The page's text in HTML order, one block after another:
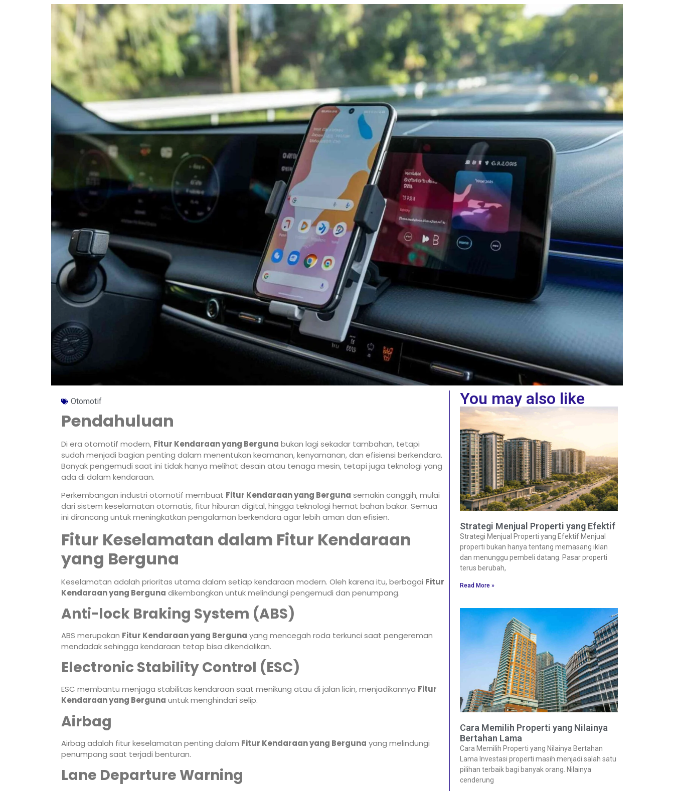
Otomotif
Pendahuluan
Di era otomotif modern, Fitur Kendaraan yang Berguna bukan lagi sekadar tambahan, tetapi
sudah menjadi bagian penting dalam menentukan keamanan, kenyamanan, dan efisiensi berkendara.
Banyak pengemudi saat ini tidak hanya melihat desain atau tenaga mesin, tetapi juga teknologi yang
ada di dalam kendaraan.
Perkembangan industri otomotif membuat Fitur Kendaraan yang Berguna semakin canggih, mulai
dari sistem keselamatan otomatis, fitur hiburan digital, hingga teknologi hemat bahan bakar. Semua
ini dirancang untuk meningkatkan pengalaman berkendara agar lebih aman dan efisien.
Fitur Keselamatan dalam Fitur Kendaraan
yang Berguna
Keselamatan adalah prioritas utama dalam setiap kendaraan modern. Oleh karena itu, berbagai Fitur
Kendaraan yang Berguna dikembangkan untuk melindungi pengemudi dan penumpang.
Anti-lock Braking System (ABS)
ABS merupakan Fitur Kendaraan yang Berguna yang mencegah roda terkunci saat pengereman
mendadak sehingga kendaraan tetap bisa dikendalikan.
Electronic Stability Control (ESC)
ESC membantu menjaga stabilitas kendaraan saat menikung atau di jalan licin, menjadikannya Fitur
Kendaraan yang Berguna untuk menghindari selip.
Airbag
Airbag adalah fitur keselamatan penting dalam Fitur Kendaraan yang Berguna yang melindungi
penumpang saat terjadi benturan.
Lane Departure Warning
You may also like
Strategi Menjual Properti yang Efektif
Strategi Menjual Properti yang Efektif Menjual
properti bukan hanya tentang memasang iklan
dan menunggu pembeli datang. Pasar properti
terus berubah,
Read More »
Cara Memilih Properti yang Nilainya
Bertahan Lama
Cara Memilih Properti yang Nilainya Bertahan
Lama Investasi properti masih menjadi salah satu
pilihan terbaik bagi banyak orang. Nilainya
cenderung